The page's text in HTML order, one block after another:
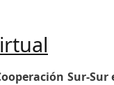
Sur-